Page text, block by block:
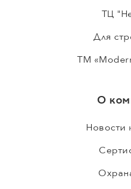
ТЦ
Для
ТМ
О
Новости